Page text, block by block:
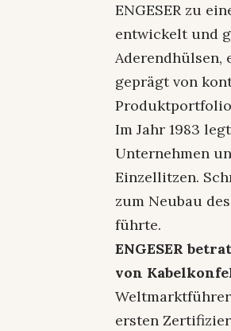
ENGESER zu
entwickelt und
Aderendhülsen,
geprägt von
Im Jahr 1983
Unternehmen
Einzellitzen.
zum Neubau
führte.
ENGESER
von
ersten